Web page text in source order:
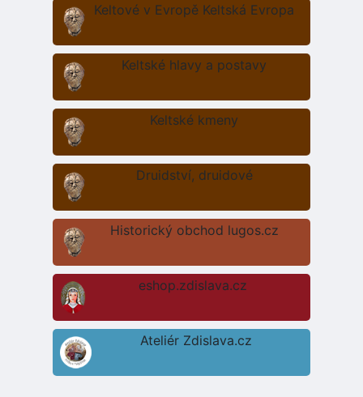
Keltové v Evropě Keltská Evropa
Keltské hlavy a postavy
Keltské kmeny
Druidství, druidové
Historický obchod lugos.cz
eshop.zdislava.cz
Ateliér Zdislava.cz